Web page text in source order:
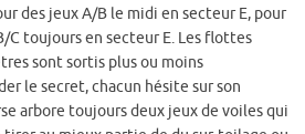
des jeux A/B le midi en secteur E, pour
C toujours en secteur E. Les flottes
sont sortis plus ou moins
le secret, chacun hésite sur son
arbore toujours deux jeux de voiles qui